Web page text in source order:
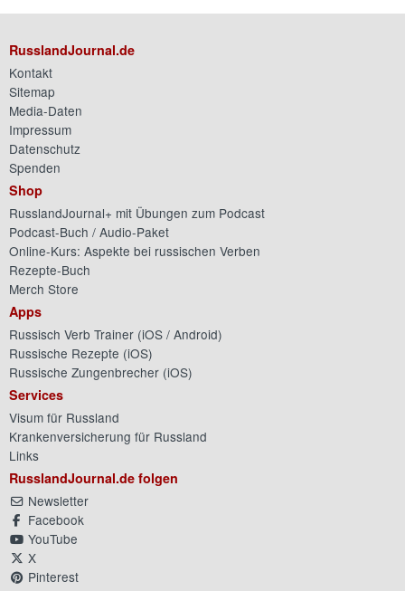
RusslandJournal.de
Kontakt
Sitemap
Media-Daten
Impressum
Datenschutz
Spenden
Shop
RusslandJournal+ mit Übungen zum Podcast
Podcast-Buch / Audio-Paket
Online-Kurs: Aspekte bei russischen Verben
Rezepte-Buch
Merch Store
Apps
Russisch Verb Trainer (iOS / Android)
Russische Rezepte (iOS)
Russische Zungenbrecher (iOS)
Services
Visum für Russland
Krankenversicherung für Russland
Links
RusslandJournal.de folgen
Newsletter
Facebook
YouTube
X
Pinterest